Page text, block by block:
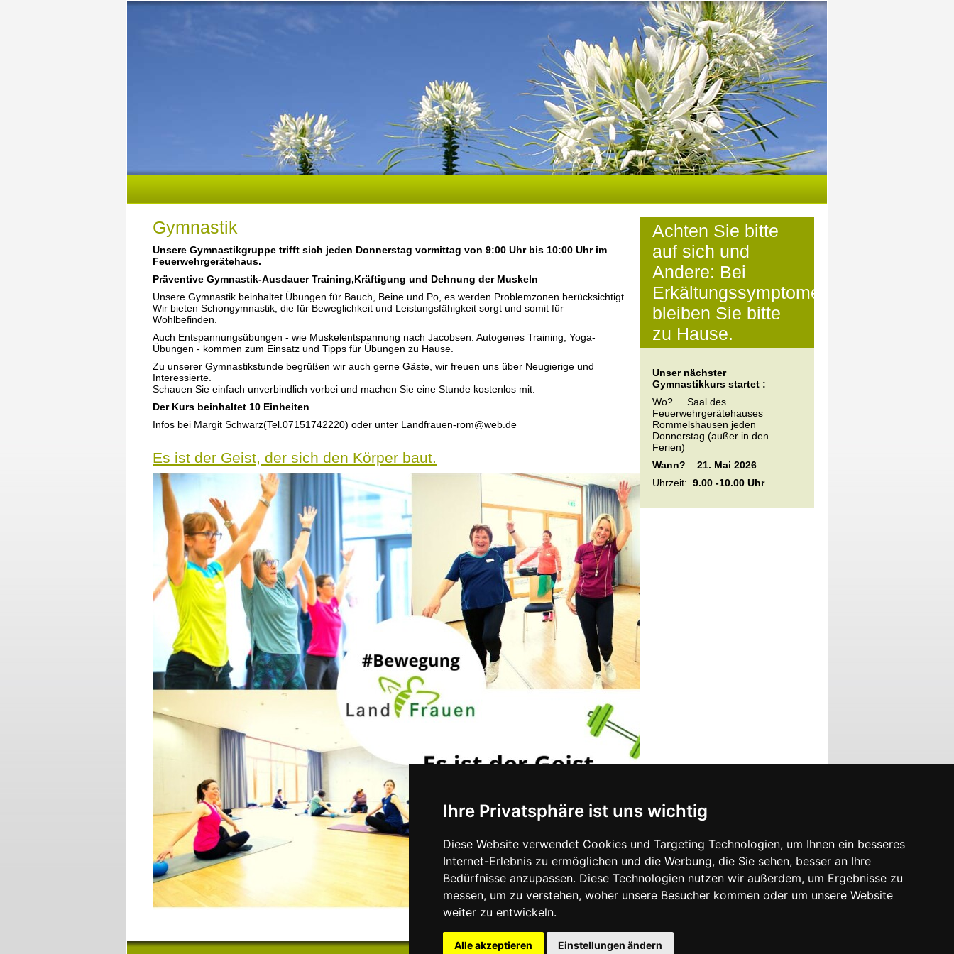
Ihre Privatsphäre ist uns wichtig
Diese Website verwendet Cookies und Targeting Technologien, um Ihnen ein besseres
Internet-Erlebnis zu ermöglichen und die Werbung, die Sie sehen, besser an Ihre
Bedürfnisse anzupassen. Diese Technologien nutzen wir außerdem, um Ergebnisse zu
messen, um zu verstehen, woher unsere Besucher kommen oder um unsere Website
weiter zu entwickeln.
Alle akzeptieren Einstellungen ändern
Gymnastik
Unsere Gymnastikgruppe trifft sich jeden Donnerstag vormittag von 9:00 Uhr bis 10:00 Uhr im
Feuerwehrgerätehaus.
Präventive Gymnastik-Ausdauer Training,Kräftigung und Dehnung der Muskeln
Unsere Gymnastik beinhaltet Übungen für Bauch, Beine und Po, es werden Problemzonen berücksichtigt.
Wir bieten Schongymnastik, die für Beweglichkeit und Leistungsfähigkeit sorgt und somit für
Wohlbefinden.
Auch Entspannungsübungen - wie Muskelentspannung nach Jacobsen. Autogenes Training, Yoga-
Übungen - kommen zum Einsatz und Tipps für Übungen zu Hause.
Zu unserer Gymnastikstunde begrüßen wir auch gerne Gäste, wir freuen uns über Neugierige und
Interessierte.
Schauen Sie einfach unverbindlich vorbei und machen Sie eine Stunde kostenlos mit.
Der Kurs beinhaltet 10 Einheiten
Infos bei Margit Schwarz(Tel.07151742220) oder unter Landfrauen-rom@web.de
Es ist der Geist, der sich den Körper baut.
Achten Sie bitte
auf sich und
Andere: Bei
Erkältungssymptomen
bleiben Sie bitte
zu Hause.
Unser nächster
Gymnastikkurs startet :
Wo? Saal des
Feuerwehrgerätehauses
Rommelshausen jeden
Donnerstag (außer in den
Ferien)
Wann? 21. Mai 2026
Uhrzeit: 9.00 -10.00 Uhr